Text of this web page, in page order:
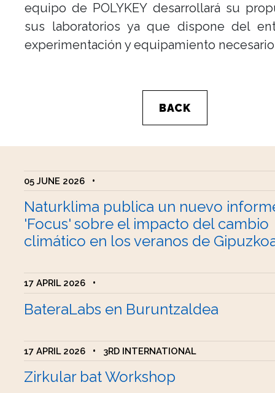
equipo de POLYKEY desarrollará su
sus laboratorios ya que dispone del
experimentación y equipamiento
BACK
05 JUNE 2026 •
Naturklima publica un nuevo
'Focus' sobre el impacto del cambio
climático en los veranos de
17 APRIL 2026 •
BateraLabs en Buruntzaldea
17 APRIL 2026 • 3RD INTERNATIONAL
Zirkular bat Workshop